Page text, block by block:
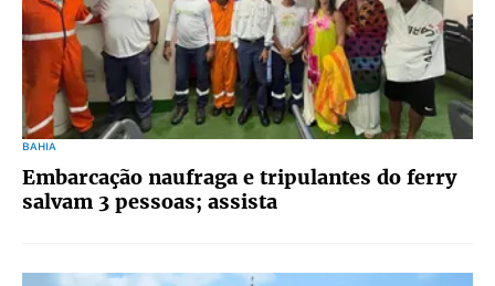
BAHIA
Embarcação naufraga e tripulantes do ferry
salvam 3 pessoas; assista